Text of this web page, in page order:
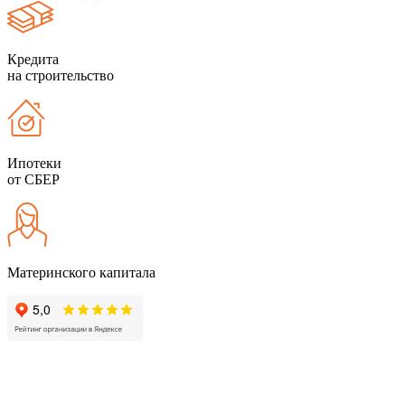
Кредита
на строительство
Ипотеки
от СБЕР
Материнского капитала